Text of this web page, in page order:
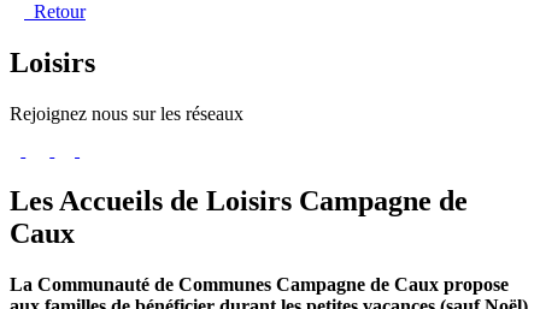
Retour
Loisirs
Rejoignez nous sur les réseaux
Les Accueils de Loisirs Campagne de
Caux
La Communauté de Communes Campagne de Caux propose